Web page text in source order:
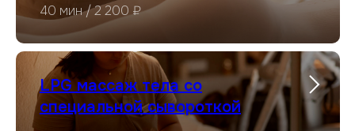
40 мин / 2 200 ₽
LPG массаж тела со
специальной сывороткой